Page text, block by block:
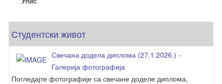
Студентски живот
Свечана додела диплома (27.1.2026.) -
Галерија фотографија
Погледајте фотографије са свечане доделе диплома,